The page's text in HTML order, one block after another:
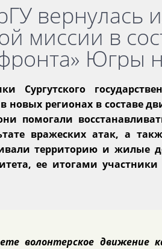
вернулась
миссии в
Югры
Сургутского
новых регионах в составе
помогали
вражеских атак, а
территорию и жилые
ее итогами
волонтерское движение